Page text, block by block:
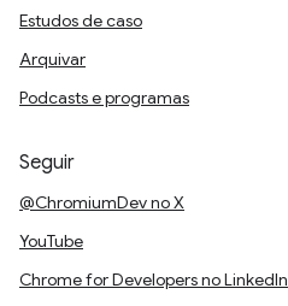
Estudos de caso
Arquivar
Podcasts e programas
Seguir
@ChromiumDev no X
YouTube
Chrome for Developers no LinkedIn